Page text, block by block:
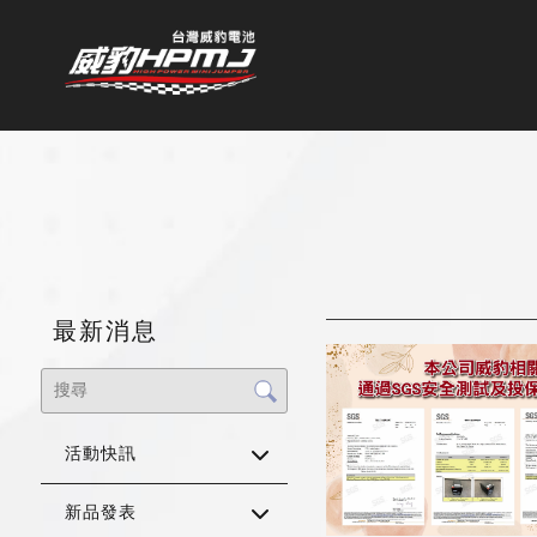
最新消息
活動快訊
新品發表